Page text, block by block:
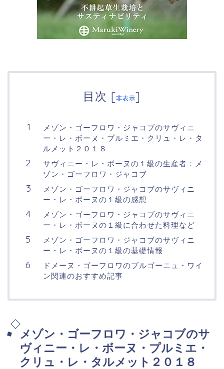
目次 [非表示]
メゾン・ゴーフロワ・ジャコブのサヴィニ
ー・レ・ボーヌ・プルミエ・クリュ・レ・タ
ルメット２０１８
サヴィニー・レ・ボーヌの１級の生産者：メ
ゾン・ゴーフロワ・ジャコブ
メゾン・ゴーフロワ・ジャコブのサヴィニ
ー・レ・ボーヌの１級の感想
メゾン・ゴーフロワ・ジャコブのサヴィニ
ー・レ・ボーヌの１級に合わせた料理など
メゾン・ゴーフロワ・ジャコブのサヴィニ
ー・レ・ボーヌの１級の基礎情報
ドメーヌ・ゴーフロワのブルゴーニュ・ワイ
ン関連のおすすめ記事
メゾン・ゴーフロワ・ジャコブのサ
ヴィニー・レ・ボーヌ・プルミエ・
クリュ・レ・タルメット２０１８